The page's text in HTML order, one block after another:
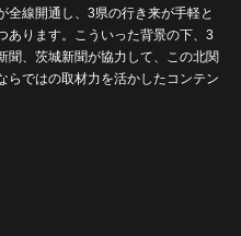
全線開通し、3県の行き来が手軽と
あります。こういった背景の下、3
聞、茨城新聞が協力して、この北関
らではの取材力を活かしたコンテン